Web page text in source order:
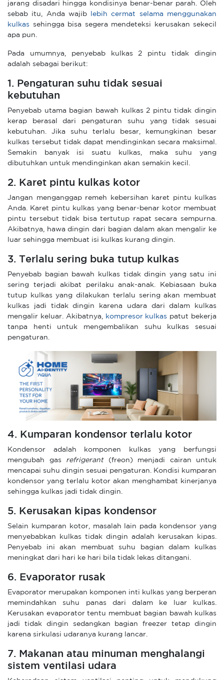
jarang disadari hingga kondisinya benar-benar parah. Oleh
sebab itu, Anda wajib
lebih cermat selama menggunakan
kulkas sehingga bisa segera mendeteksi kerusakan sekecil
apa pun.
Pada umumnya, penyebab kulkas 2 pintu tidak dingin
adalah sebagai berikut:
1. Pengaturan suhu tidak sesuai
kebutuhan
Penyebab utama bagian bawah kulkas 2 pintu tidak dingin
kerap berasal dari pengaturan suhu yang tidak sesuai
kebutuhan. Jika suhu terlalu besar, kemungkinan besar
kulkas tersebut tidak dapat mendinginkan secara maksimal.
Semakin banyak isi suatu kulkas, maka suhu yang
dibutuhkan untuk mendinginkan akan semakin kecil.
2. Karet pintu kulkas kotor
Jangan menganggap remeh kebersihan karet pintu kulkas
Anda. Karet pintu kulkas yang benar-benar kotor membuat
pintu tersebut tidak bisa tertutup rapat secara sempurna.
Akibatnya, hawa dingin dari bagian dalam akan mengalir ke
luar sehingga membuat isi kulkas kurang dingin.
3. Terlalu sering buka tutup kulkas
Penyebab bagian bawah kulkas tidak dingin yang satu ini
sering terjadi akibat perilaku anak-anak. Kebiasaan buka
tutup kulkas yang dilakukan terlalu sering akan membuat
kulkas jadi tidak dingin karena udara dari dalam kulkas
mengalir keluar. Akibatnya,
kompresor kulkas patut bekerja
tanpa henti untuk mengembalikan suhu kulkas sesuai
pengaturan.
4. Kumparan kondensor terlalu kotor
Kondensor adalah komponen kulkas yang berfungsi
mengubah gas refrigerant
(freon) menjadi cairan untuk
mencapai suhu dingin sesuai pengaturan. Kondisi kumparan
kondensor yang terlalu kotor akan menghambat kinerjanya
sehingga kulkas jadi tidak dingin.
5. Kerusakan kipas kondensor
Selain kumparan kotor, masalah lain pada kondensor yang
menyebabkan kulkas tidak dingin adalah kerusakan kipas.
Penyebab ini akan membuat suhu bagian dalam kulkas
meningkat dari hari ke hari bila tidak lekas ditangani.
6. Evaporator rusak
Evaporator merupakan komponen inti kulkas yang berperan
memindahkan suhu panas dari dalam ke luar kulkas.
Kerusakan evaporator tentu membuat bagian bawah kulkas
jadi tidak dingin sedangkan bagian freezer tetap dingin
karena sirkulasi udaranya kurang lancar.
7. Makanan atau minuman menghalangi
sistem ventilasi udara